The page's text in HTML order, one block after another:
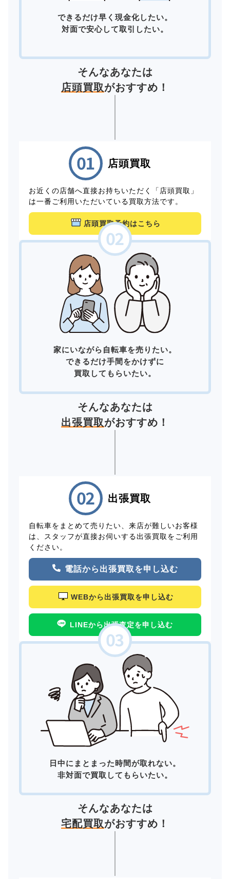
できるだけ早く現金化したい。
対面で安心して取引したい。
そんなあなたは
店頭買取がおすすめ！
店頭買取
お近くの店舗へ直接お持ちいただく「店頭買取」
は一番ご利用いただいている買取方法です。
店頭買取予約はこちら
家にいながら自転車を売りたい。
できるだけ手間をかけずに
買取してもらいたい。
そんなあなたは
出張買取がおすすめ！
出張買取
自転車をまとめて売りたい、来店が難しいお客様
は、スタッフが直接お伺いする出張買取をご利用
ください。
電話から出張買取を申し込む
WEBから出張買取を申し込む
LINEから出張査定を申し込む
日中にまとまった時間が取れない。
非対面で買取してもらいたい。
そんなあなたは
宅配買取がおすすめ！